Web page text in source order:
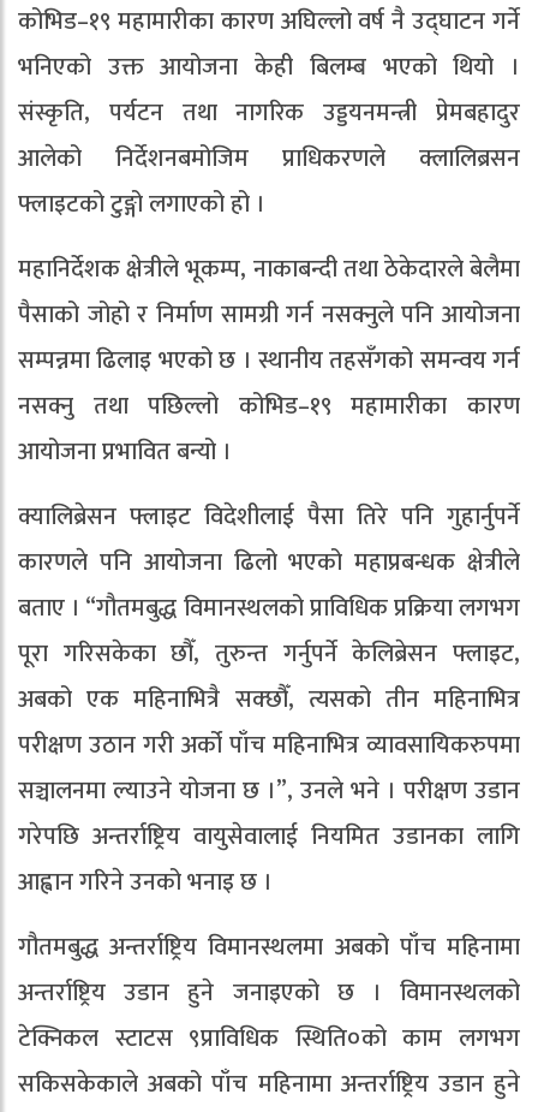
कोभिड–१९ महामारीका कारण अघिल्लो वर्ष नै उद्घाटन गर्ने
भनिएको उक्त आयोजना केही बिलम्ब भएको थियो ।
संस्कृति, पर्यटन तथा नागरिक उड्डयनमन्त्री प्रेमबहादुर
आलेको निर्देशनबमोजिम प्राधिकरणले क्लालिब्रसन
फ्लाइटको टुङ्गो लगाएको हो ।
महानिर्देशक क्षेत्रीले भूकम्प, नाकाबन्दी तथा ठेकेदारले बेलैमा
पैसाको जोहो र निर्माण सामग्री गर्न नसक्नुले पनि आयोजना
सम्पन्नमा ढिलाइ भएको छ । स्थानीय तहसँगको समन्वय गर्न
नसक्नु तथा पछिल्लो कोभिड–१९ महामारीका कारण
आयोजना प्रभावित बन्यो ।
क्यालिब्रेसन फ्लाइट विदेशीलाई पैसा तिरे पनि गुहार्नुपर्ने
कारणले पनि आयोजना ढिलो भएको महाप्रबन्धक क्षेत्रीले
बताए । “गौतमबुद्ध विमानस्थलको प्राविधिक प्रक्रिया लगभग
पूरा गरिसकेका छौँ, तुरुन्त गर्नुपर्ने केलिब्रेसन फ्लाइट,
अबको एक महिनाभित्रै सक्छौँ, त्यसको तीन महिनाभित्र
परीक्षण उठान गरी अर्को पाँच महिनाभित्र व्यावसायिकरुपमा
सञ्चालनमा ल्याउने योजना छ ।”, उनले भने । परीक्षण उडान
गरेपछि अन्तर्राष्ट्रिय वायुसेवालाई नियमित उडानका लागि
आह्वान गरिने उनको भनाइ छ ।
गौतमबुद्ध अन्तर्राष्ट्रिय विमानस्थलमा अबको पाँच महिनामा
अन्तर्राष्ट्रिय उडान हुने जनाइएको छ । विमानस्थलको
टेक्निकल स्टाटस ९प्राविधिक स्थिति०को काम लगभग
सकिसकेकाले अबको पाँच महिनामा अन्तर्राष्ट्रिय उडान हुने